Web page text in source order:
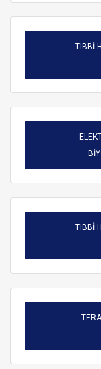
TIBBİ
TIBBİ